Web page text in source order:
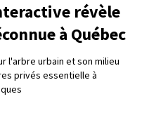
révèle
à Québec
l'arbre urbain et son milieu
privés essentielle à